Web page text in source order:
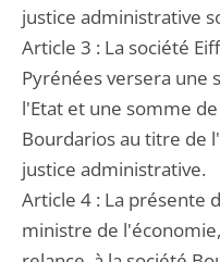
justice administrative
Article 3 : La société
Pyrénées versera une
l'Etat et une somme
Bourdarios au titre de
justice administrative.
Article 4 : La présente
ministre de